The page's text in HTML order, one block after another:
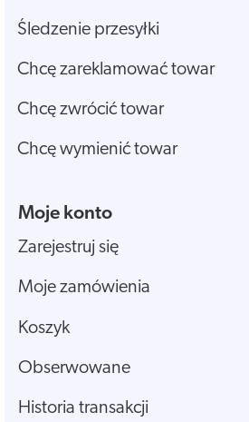
Śledzenie przesyłki
Chcę zareklamować towar
Chcę zwrócić towar
Chcę wymienić towar
Moje konto
Zarejestruj się
Moje zamówienia
Koszyk
Obserwowane
Historia transakcji